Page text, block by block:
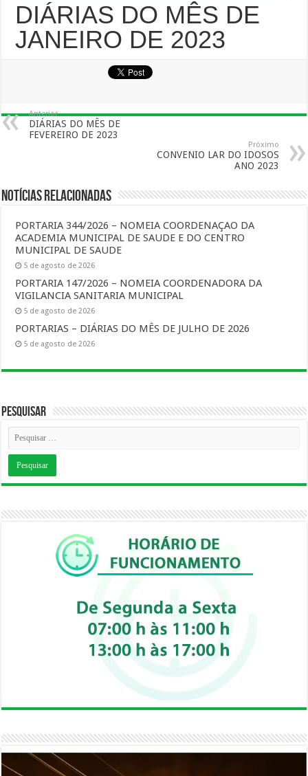
DIÁRIAS DO MÊS DE
JANEIRO DE 2023
Anterior
DIÁRIAS DO MÊS DE
FEVEREIRO DE 2023
Próximo
CONVENIO LAR DO IDOSOS
ANO 2023
Notícias Relacionadas
PORTARIA 344/2026 – NOMEIA COORDENAÇAO DA
ACADEMIA MUNICIPAL DE SAUDE E DO CENTRO
MUNICIPAL DE SAUDE
5 de agosto de 2026
PORTARIA 147/2026 – NOMEIA COORDENADORA DA
VIGILANCIA SANITARIA MUNICIPAL
5 de agosto de 2026
PORTARIAS – DIÁRIAS DO MÊS DE JULHO DE 2026
5 de agosto de 2026
Pesquisar